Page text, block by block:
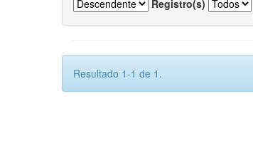
Registro(s)
Resultado 1-1 de 1.